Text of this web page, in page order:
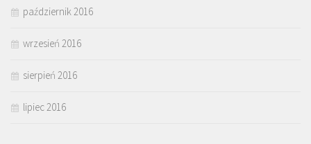
październik 2016
wrzesień 2016
sierpień 2016
lipiec 2016